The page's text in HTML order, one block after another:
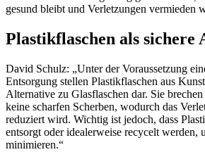
gesund bleibt und Verletzungen vermieden
Plastikflaschen als sichere
David Schulz: „Unter der Voraussetzung
Entsorgung stellen Plastikflaschen aus
Alternative zu Glasflaschen dar. Sie
keine scharfen Scherben, wodurch das
reduziert wird. Wichtig ist jedoch, dass
entsorgt oder idealerweise recycelt werden,
minimieren.“